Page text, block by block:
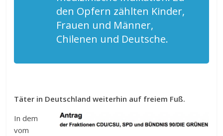
den Opfern zählten Kinder,
Frauen und Männer,
Chilenen und Deutsche.
Täter in Deutschland weiterhin auf freiem Fuß.
In dem
vom